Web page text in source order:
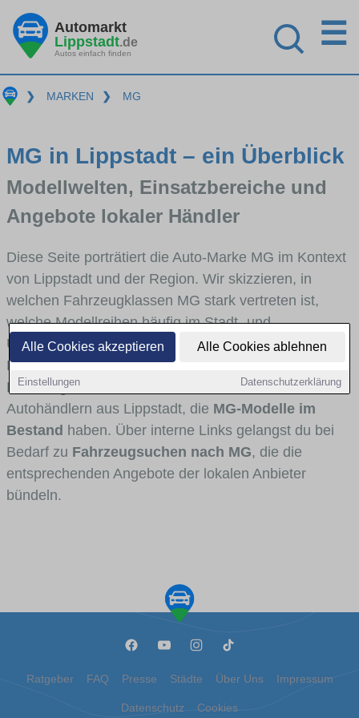
Alle Cookies akzeptieren Alle Cookies ablehnen
Einstellungen Datenschutzerklärung
Automarkt
Lippstadt.de
Autos einfach finden
☰
❯ MARKEN ❯ MG
MG in Lippstadt – ein Überblick
Modellwelten, Einsatzbereiche und
Angebote lokaler Händler
Diese Seite porträtiert die Auto-Marke MG im Kontext
von Lippstadt und der Region. Wir skizzieren, in
welchen Fahrzeugklassen MG stark vertreten ist,
welche Modellreihen häufig im Stadt- und
Umlandverkehr zu sehen sind und für welche
Fahrertypen die Marke interessant ist. Viele
Fahrzeuge stammen von Autohäusern und
Autohändlern aus Lippstadt, die MG-Modelle im
Bestand haben. Über interne Links gelangst du bei
Bedarf zu Fahrzeugsuchen nach MG, die die
entsprechenden Angebote der lokalen Anbieter
bündeln.
Ratgeber FAQ Presse Städte Über Uns Impressum
Datenschutz Cookies